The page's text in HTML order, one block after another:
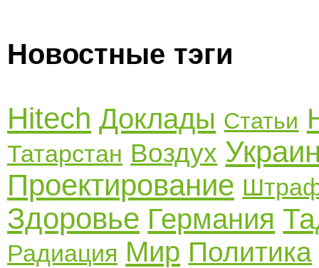
Новостные тэги
Hitech Доклады Статьи
Татарстан Воздух
Проектирование
Здоровье Германия
Радиация Мир Политика